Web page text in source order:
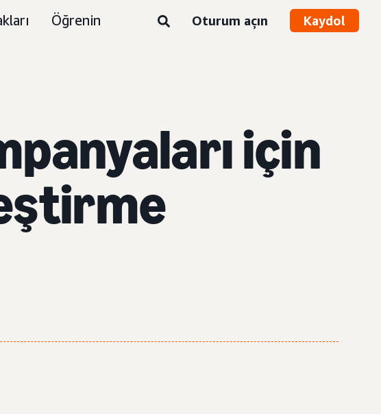
Öğrenin Oturum açın Kaydol
için